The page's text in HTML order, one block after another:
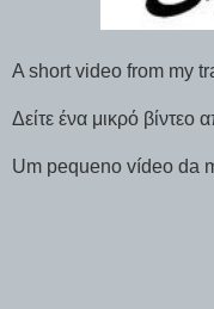
A short video from my
Δείτε ένα μικρό βίντεο
Um pequeno vídeo da